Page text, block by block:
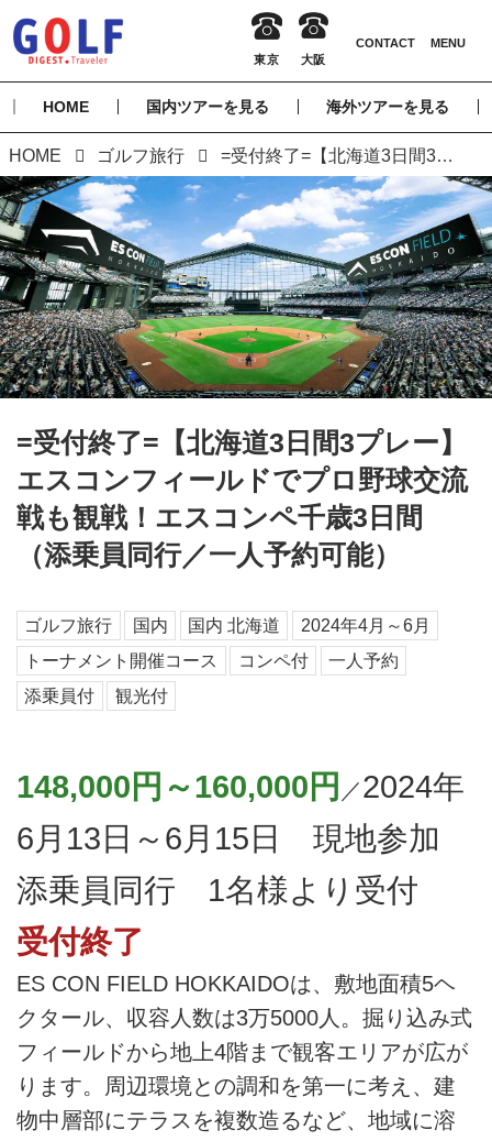
HOME 国内ツアーを見る 海外ツアーを見る
HOME ゴルフ旅行 =受付終了=【北海道3日間3プレー】エスコンフィールドでプロ野球交流戦も観戦！エスコンペ千歳3日間（添乗員同行／一人予約可能）
=受付終了=【北海道3日間3プレー】
エスコンフィールドでプロ野球交流
戦も観戦！エスコンペ千歳3日間
（添乗員同行／一人予約可能）
ゴルフ旅行 国内 国内 北海道
2024年4月～6月
トーナメント開催コース
コンペ付
一人予約
添乗員付
観光付
148,000円～160,000円 ／2024年
6月13日～6月15日 現地参加
添乗員同行 1名様より受付
受付終了
ES CON FIELD HOKKAIDOは、敷地面積5ヘ
クタール、収容人数は3万5000人。掘り込み式
フィールドから地上4階まで観客エリアが広が
ります。周辺環境との調和を第一に考え、建
物中層部にテラスを複数造るなど、地域に溶